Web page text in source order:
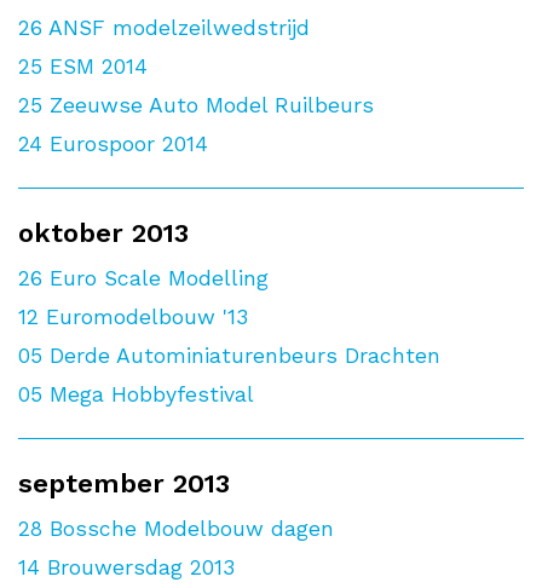
26 ANSF modelzeilwedstrijd
25 ESM 2014
25 Zeeuwse Auto Model Ruilbeurs
24 Eurospoor 2014
oktober 2013
26 Euro Scale Modelling
12 Euromodelbouw '13
05 Derde Autominiaturenbeurs Drachten
05 Mega Hobbyfestival
september 2013
28 Bossche Modelbouw dagen
14 Brouwersdag 2013